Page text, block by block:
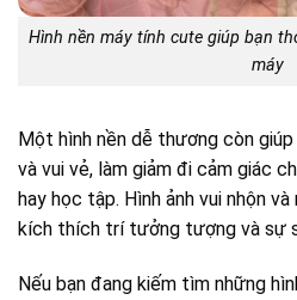
Hình nền máy tính cute giúp bạn
máy
Một hình nền dễ thương còn
và vui vẻ, làm giảm đi cảm giác
hay học tập. Hình ảnh vui nhộn
kích thích trí tưởng tượng và sự
Nếu bạn đang kiếm tìm những